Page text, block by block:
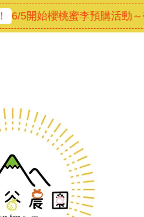
6/5開始櫻桃蜜李預購活動～敬